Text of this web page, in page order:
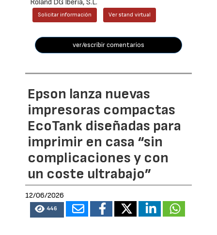
Roland DG Iberia, S.L.
Solicitar información Ver stand virtual
ver/escribir comentarios
Epson lanza nuevas
impresoras compactas
EcoTank diseñadas para
imprimir en casa “sin
complicaciones y con
un coste ultrabajo”
12/06/2026
446